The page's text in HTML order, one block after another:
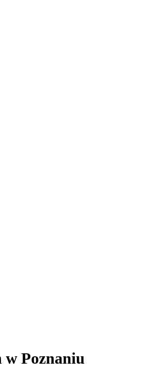
w Poznaniu